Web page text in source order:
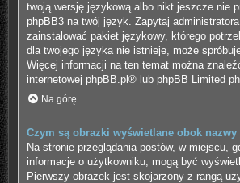
twoją wersję językową albo nikt jeszcze nie
phpBB3 na twój język. Zapytaj
zainstalować pakiet językowy, którego
dla twojego języka nie istnieje, może
Więcej informacji na ten temat można
internetowej phpBB.pl ® lub phpBB Limited
Na górę
Czym są obrazki wyświetlane obok
Na stronie przeglądania postów, w miejscu,
informacje o użytkowniku, mogą być
Pierwszy obrazek jest skojarzony z rangą